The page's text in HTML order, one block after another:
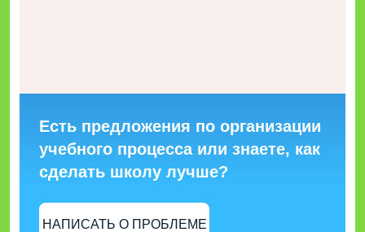
Есть предложения по организации
учебного процесса или знаете, как
сделать школу лучше?
НАПИСАТЬ О ПРОБЛЕМЕ